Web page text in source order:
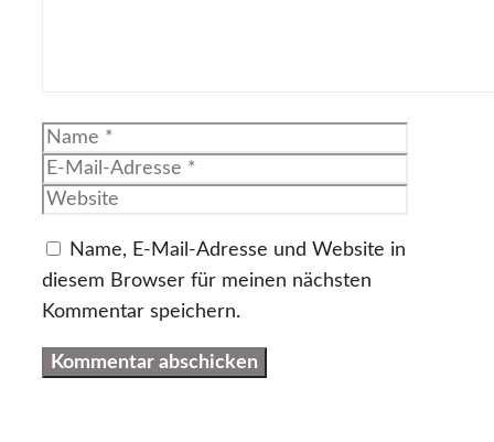
Name
Name, E-Mail-Adresse und Website in
diesem Browser für meinen nächsten
Kommentar speichern.